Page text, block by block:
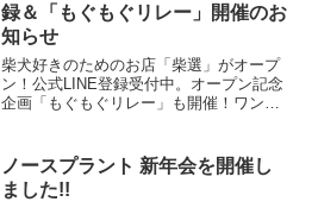
録＆「もぐもぐリレー」開催のお
知らせ
柴犬好きのためのお店「柴選」がオープ
ン！公式LINE登録受付中。オープン記念
企画「もぐもぐリレー」も開催！ワンち
ノースプラント 新年会を開催し
ました!!